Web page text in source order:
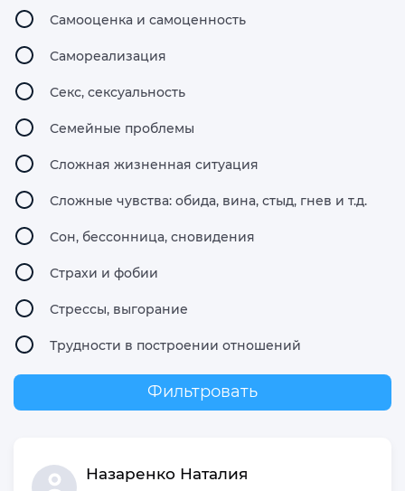
Самооценка и самоценность
Самореализация
Секс, сексуальность
Семейные проблемы
Сложная жизненная ситуация
Сложные чувства: обида, вина, стыд, гнев и т.д.
Сон, бессонница, сновидения
Страхи и фобии
Стрессы, выгорание
Трудности в построении отношений
Фильтровать
Назаренко Наталия